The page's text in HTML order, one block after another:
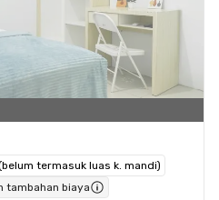
(belum termasuk luas k. mandi)
tambahan biaya